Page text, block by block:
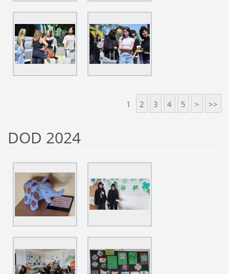
1 2 3 4 5 > >>
DOD 2024